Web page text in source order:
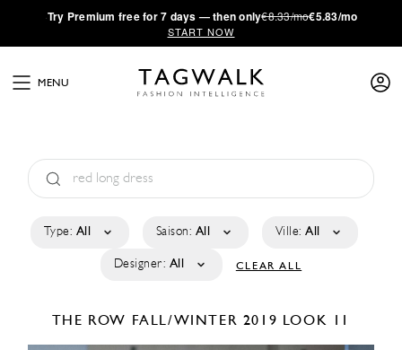
·Try Premium free for 7 days — then only€8.33/mo€5.83/mo
START NOW
MENU
Type: All Saison: All Ville: All
Designer: All CLEAR ALL
THE ROW FALL/WINTER 2019 LOOK 11